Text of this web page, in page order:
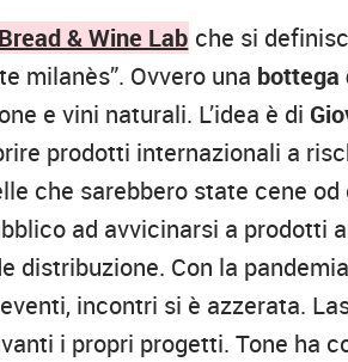
& Wine Lab che si
milanès”. Ovvero una bottega
e vini naturali. L’idea è di
prodotti internazionali a
che sarebbero state cene
ad avvicinarsi a prodotti
distribuzione. Con la
incontri si è azzerata.
i propri progetti. Tone ha